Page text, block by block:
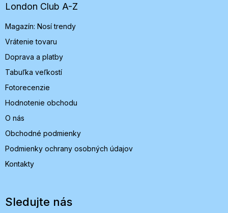
e
London Club A-Z
Magazín: Nosí trendy
Vrátenie tovaru
Doprava a platby
Tabuľka veľkostí
Fotorecenzie
Hodnotenie obchodu
O nás
Obchodné podmienky
Podmienky ochrany osobných údajov
Kontakty
Sledujte nás